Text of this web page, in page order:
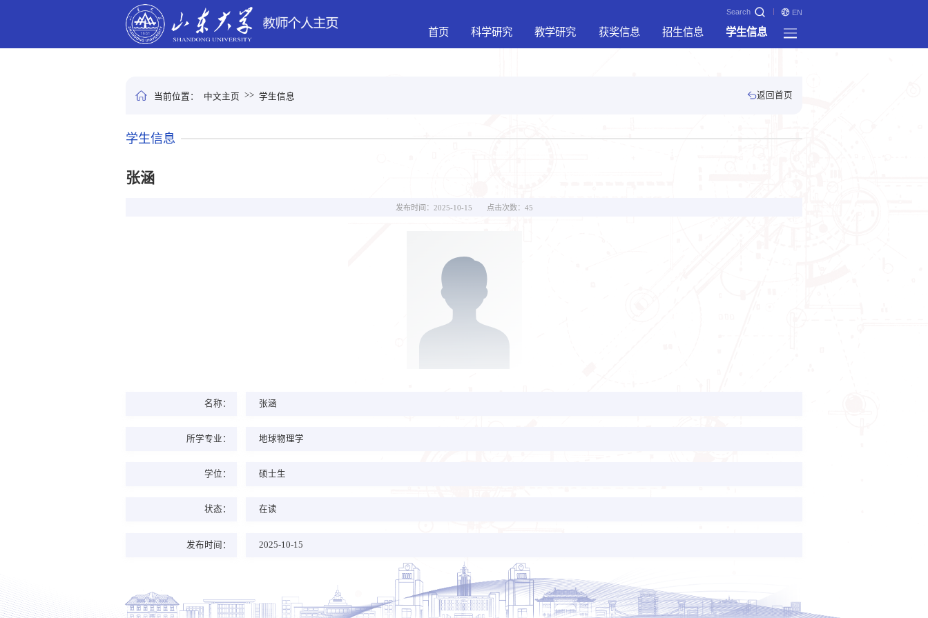
Search EN
首页 科学研究 教学研究 获奖信息 招生信息 学生信息
当前位置： 中文主页 >> 学生信息 返回首页
学生信息
张涵
发布时间：2025-10-15 点击次数： 45
名称： 张涵
所学专业： 地球物理学
学位： 硕士生
状态： 在读
发布时间： 2025-10-15